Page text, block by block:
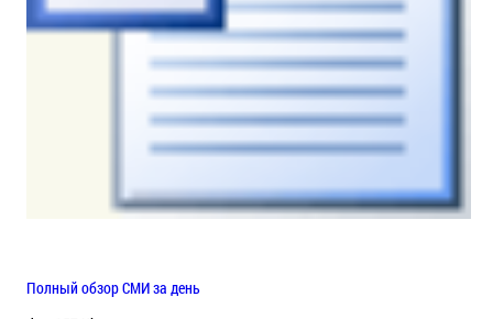
Полный обзор СМИ за день